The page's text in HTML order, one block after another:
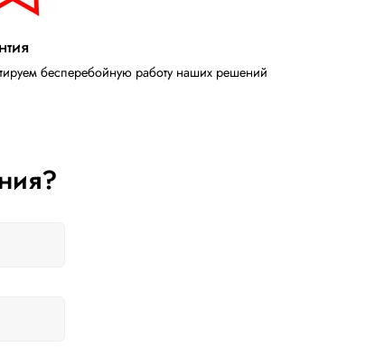
бесперебойную работу наших решений